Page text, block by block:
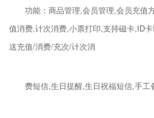
功能：商品管理,会员管理,会员充值
值消费,计次消费,小票打印,支持磁卡,ID
送充值/消费/充次/计次消
费短信,生日提醒,生日祝福短信,手